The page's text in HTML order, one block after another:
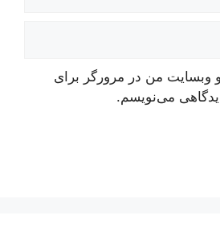
و وبسایت من در مرورگر برای
می‌نویسم.